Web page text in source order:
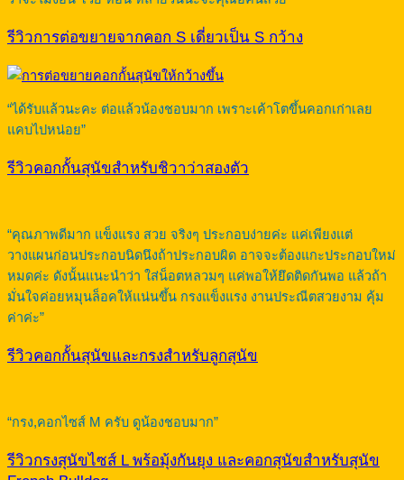
รีวิวการต่อขยายจากคอก S เดี่ยวเป็น S กว้าง
“ได้รับแล้วนะคะ ต่อแล้วน้องชอบมาก เพราะเค้าโตขึ้นคอกเก่าเลย
แคบไปหน่อย”
รีวิวคอกกั้นสุนัขสำหรับชิวาว่าสองตัว
“คุณภาพดีมาก แข็งแรง สวย จริงๆ ประกอบง่ายค่ะ แค่เพียงแต่
วางแผนก่อนประกอบนิดนึงถ้าประกอบผิด อาจจะต้องแกะประกอบใหม่
หมดค่ะ ดังนั้นแนะนำว่า ใส่น็อตหลวมๆ แค่พอให้ยึดติดกันพอ แล้วถ้า
มั่นใจค่อยหมุนล็อคให้แน่นขึ้น กรงแข็งแรง งานประณีตสวยงาม คุ้ม
ค่าค่ะ”
รีวิวคอกกั้นสุนัขและกรงสำหรับลูกสุนัข
“กรง,คอกไซส์ M ครับ ดูน้องชอบมาก”
รีวิวกรงสุนัขไซส์ L พร้อมุ้งกันยุง และคอกสุนัขสำหรับสุนัข